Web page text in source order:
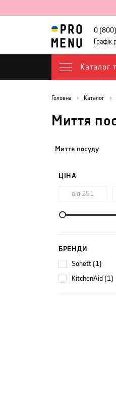
0
Графік
Каталог
Головна Каталог
Миття
Миття посуду
ЦІНА
БРЕНДИ
Sonett (1)
KitchenAid (1)